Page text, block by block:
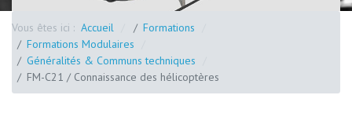
Vous êtes ici : Accueil
Formations
Formations Modulaires
Généralités & Communs techniques
FM-C21 / Connaissance des hélicoptères